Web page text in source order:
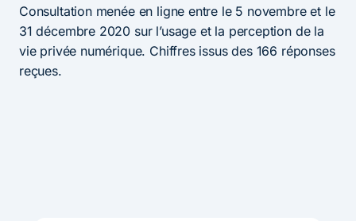
Consultation menée en ligne entre le 5 novembre et le
31 décembre 2020 sur l’usage et la perception de la
vie privée numérique. Chiffres issus des 166 réponses
reçues.